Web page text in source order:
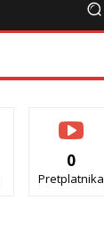
0
Pretplatnika